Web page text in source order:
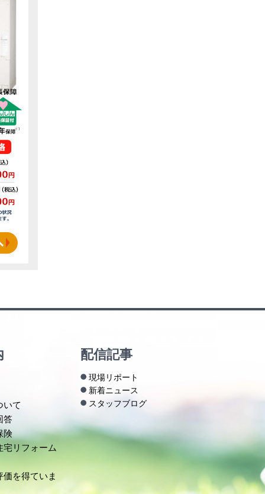
いて
答
険
宅リフォーム
価を得ていま
配信記事
現場リポート
新着ニュース
スタッフブログ